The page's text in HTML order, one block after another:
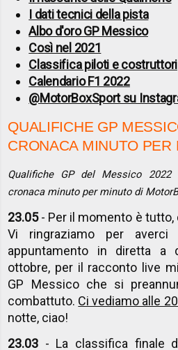
I dati tecnici della pista
Albo d'oro GP Messico
Così nel 2021
Classifica piloti e costruttori
Calendario F1 2022
@MotorBoxSport su
QUALIFICHE GP
CRONACA MINUTO PER
Qualifiche GP del Messico
cronaca minuto per minuto di
23.05- Per il momento è
Vi ringraziamo per
appuntamento in diretta a
ottobre, per il racconto live
GP Messico che si
combattuto. Ci vediamo alle
notte, ciao!
23.03 - La classifica finale